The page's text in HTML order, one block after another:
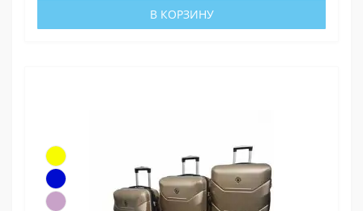
В КОРЗИНУ